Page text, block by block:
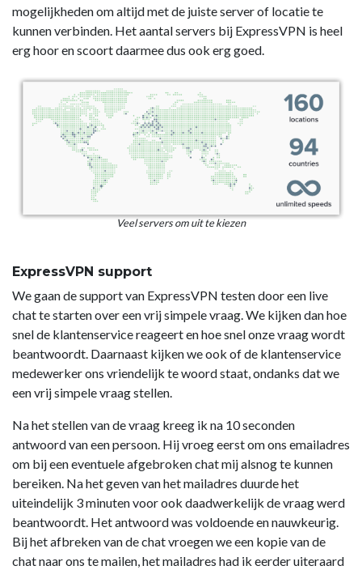
mogelijkheden om altijd met de juiste server of locatie te
kunnen verbinden. Het aantal servers bij ExpressVPN is heel
erg hoor en scoort daarmee dus ook erg goed.
Veel servers om uit te kiezen
ExpressVPN support
We gaan de support van ExpressVPN testen door een live
chat te starten over een vrij simpele vraag. We kijken dan hoe
snel de klantenservice reageert en hoe snel onze vraag wordt
beantwoordt. Daarnaast kijken we ook of de klantenservice
medewerker ons vriendelijk te woord staat, ondanks dat we
een vrij simpele vraag stellen.
Na het stellen van de vraag kreeg ik na 10 seconden
antwoord van een persoon. Hij vroeg eerst om ons emailadres
om bij een eventuele afgebroken chat mij alsnog te kunnen
bereiken. Na het geven van het mailadres duurde het
uiteindelijk 3 minuten voor ook daadwerkelijk de vraag werd
beantwoordt. Het antwoord was voldoende en nauwkeurig.
Bij het afbreken van de chat vroegen we een kopie van de
chat naar ons te mailen, het mailadres had ik eerder uiteraard